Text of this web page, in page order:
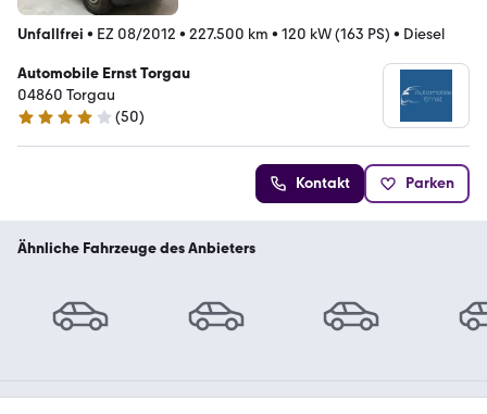
Unfallfrei • EZ 08/2012 • 227.500 km • 120 kW (163 PS) • Diesel
Automobile Ernst Torgau
04860 Torgau
4.1 Sterne
(50)
Kontakt Parken
Ähnliche Fahrzeuge des Anbieters